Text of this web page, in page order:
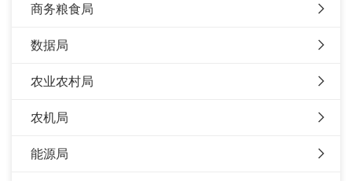
商务粮食局
数据局
农业农村局
农机局
能源局